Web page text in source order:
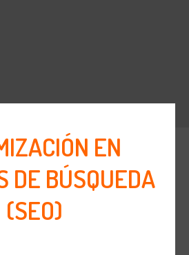
EN
DE BÚSQUEDA
(SEO)